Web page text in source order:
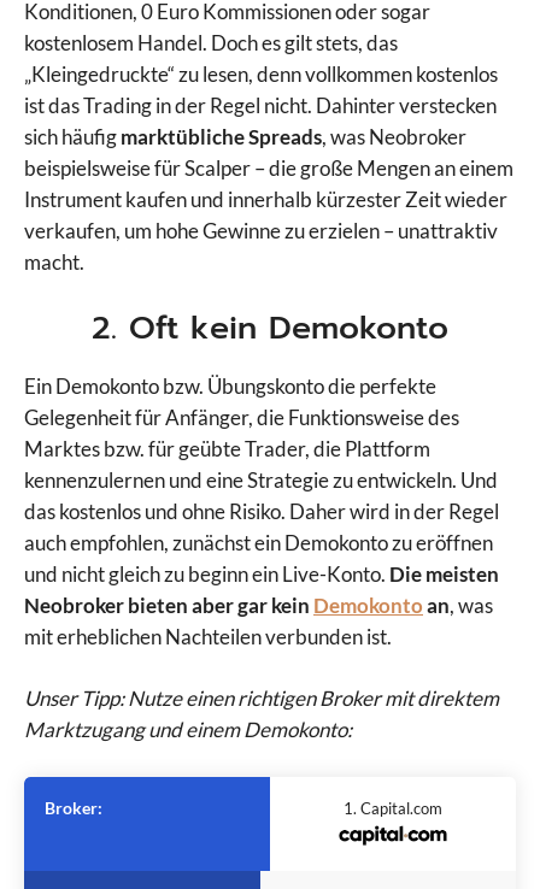
Konditionen, 0 Euro Kommissionen oder sogar
kostenlosem Handel. Doch es gilt stets, das
„Kleingedruckte“ zu lesen, denn vollkommen kostenlos
ist das Trading in der Regel nicht. Dahinter verstecken
sich häufigmarktübliche Spreads, was Neobroker
beispielsweise für Scalper – die große Mengen an einem
Instrument kaufen und innerhalb kürzester Zeit wieder
verkaufen, um hohe Gewinne zu erzielen – unattraktiv
macht.
2. Oft kein Demokonto
Ein Demokonto bzw. Übungskonto die perfekte
Gelegenheit für Anfänger, die Funktionsweise des
Marktes bzw. für geübte Trader, die Plattform
kennenzulernen und eine Strategie zu entwickeln. Und
das kostenlos und ohne Risiko. Daher wird in der Regel
auch empfohlen, zunächst ein Demokonto zu eröffnen
und nicht gleich zu beginn ein Live-Konto. Die meisten
Neobroker bieten aber gar kein Demokontoan, was
mit erheblichen Nachteilen verbunden ist.
Unser Tipp: Nutze einen richtigen Broker mit direktem
Marktzugang und einem Demokonto:
Broker: 1. Capital.com